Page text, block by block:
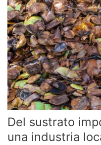
Del sustrato
una industria
a
una
industria
local
emergente